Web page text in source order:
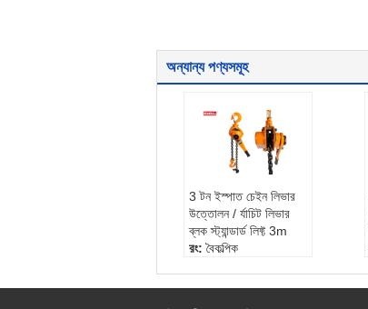
অন্যান্য পণ্যসমূহ
3 টন ইস্পাত চেইন লিভার
উত্তোলন / র্যাচিট লিভার
ব্লক স্ট্যান্ডার্ড লিফ্ট 3m
রং:বৈকল্পিক